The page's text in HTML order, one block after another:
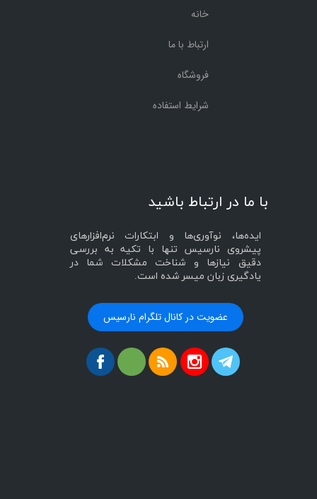
خانه
ارتباط با ما
فروشگاه
شرایط استفاده
با ما در ارتباط باشید
ایده‌ها، نوآوری‌ها و ابتکارات نرم‌افزارهای
پیشروی نارسیس تنها با تکیه به بررسی
دقیق نیازها و شناخت مشکلات شما در
یادگیری زبان میسر شده است.
عضویت در کانال تلگرام نارسیس